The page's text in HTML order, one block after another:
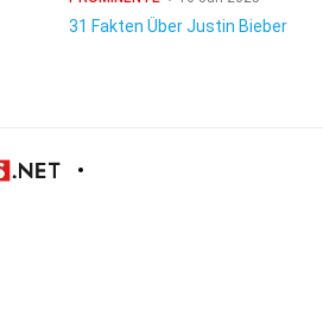
31 Fakten Über Justin Bieber